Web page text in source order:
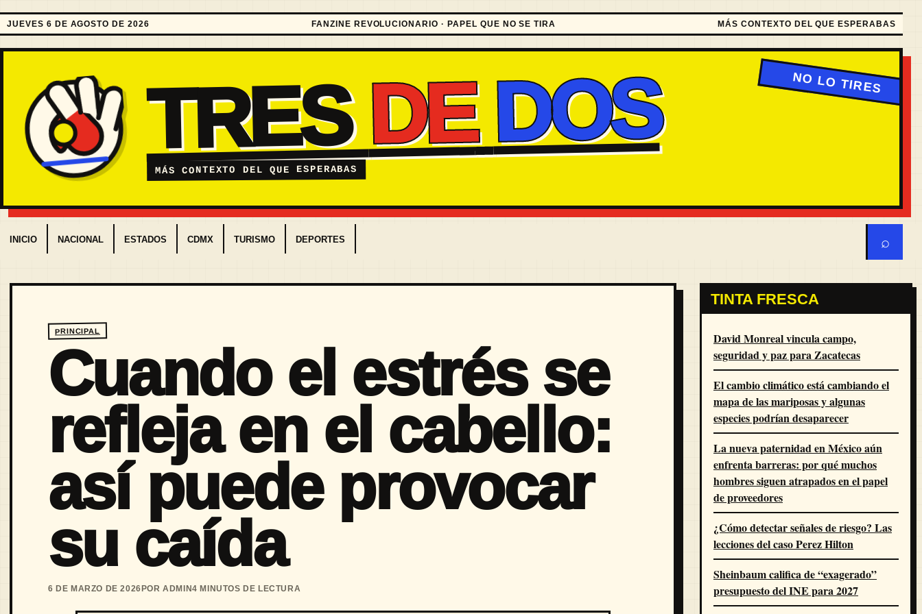
JUEVES 6 DE AGOSTO DE 2026 FANZINE REVOLUCIONARIO · PAPEL QUE NO SE TIRA MÁS CONTEXTO DEL QUE ESPERABAS
TRESDE DOS
MÁS CONTEXTO DEL QUE ESPERABAS
INICIO NACIONAL ESTADOS CDMX TURISMO DEPORTES ⌕
PRINCIPAL
Cuando el estrés se
refleja en el cabello:
así puede provocar
su caída
6 DE MARZO DE 2026 POR ADMIN4 MINUTOS DE LECTURA
TINTA FRESCA
David Monreal vincula campo,
seguridad y paz para Zacatecas
El cambio climático está cambiando el
mapa de las mariposas y algunas
especies podrían desaparecer
La nueva paternidad en México aún
enfrenta barreras: por qué muchos
hombres siguen atrapados en el papel
de proveedores
¿Cómo detectar señales de riesgo? Las
lecciones del caso Perez Hilton
Sheinbaum califica de “exagerado”
presupuesto del INE para 2027